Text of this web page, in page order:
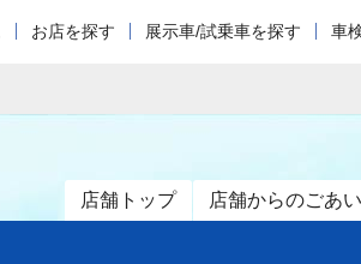
お店を探す 展示車/試乗車を探す 車
店舗トップ 店舗からのごあ